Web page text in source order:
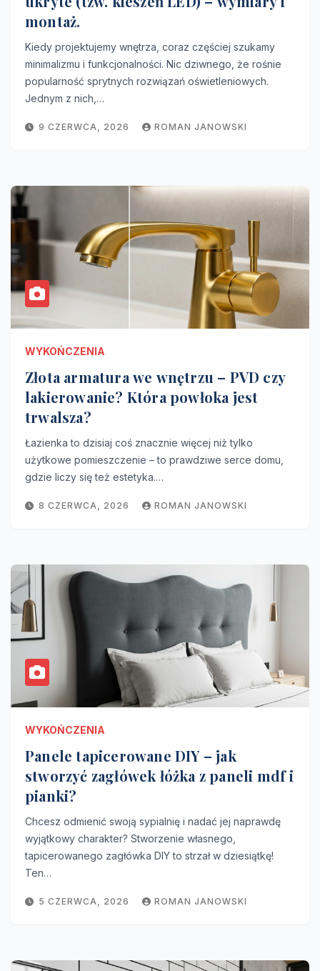
montaż.
Kiedy projektujemy wnętrza, coraz częściej szukamy
minimalizmu i funkcjonalności. Nic dziwnego, że rośnie
popularność sprytnych rozwiązań oświetleniowych.
Jednym z nich,…
9 CZERWCA, 2026 ROMAN JANOWSKI
WYKOŃCZENIA
Złota armatura we wnętrzu – PVD czy
lakierowanie? Która powłoka jest
trwalsza?
Łazienka to dzisiaj coś znacznie więcej niż tylko
użytkowe pomieszczenie – to prawdziwe serce domu,
gdzie liczy się też estetyka.…
8 CZERWCA, 2026 ROMAN JANOWSKI
WYKOŃCZENIA
Panele tapicerowane DIY – jak
stworzyć zagłówek łóżka z paneli mdf i
pianki?
Chcesz odmienić swoją sypialnię i nadać jej naprawdę
wyjątkowy charakter? Stworzenie własnego,
tapicerowanego zagłówka DIY to strzał w dziesiątkę!
Ten…
5 CZERWCA, 2026 ROMAN JANOWSKI